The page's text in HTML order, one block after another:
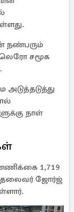
நண்பரும்
சமூக
நாள்
1,719
தலைவர் ஜோர்ஜ்